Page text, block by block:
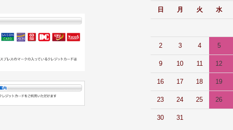
日
月 火 水
2 3 4 5
9 10 11 12
16 17 18 19
23 24 25 26
30 31